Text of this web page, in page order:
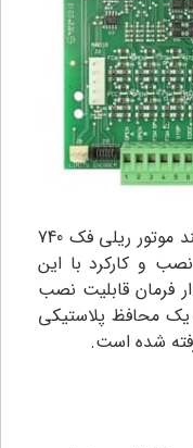
مرکز کنترل یا همان برد کنترل هوشمند موتور ریلی فک 740
و کارکرد با این
فرمان قابلیت نصب
یک محافظ پلاستیکی
شده است.